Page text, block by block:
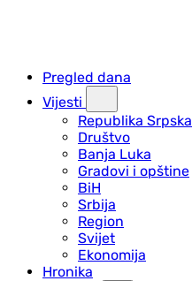
Pregled dana
Vijesti
Republika Srpska
Društvo
Banja Luka
Gradovi i opštine
BiH
Srbija
Region
Svijet
Ekonomija
Hronika